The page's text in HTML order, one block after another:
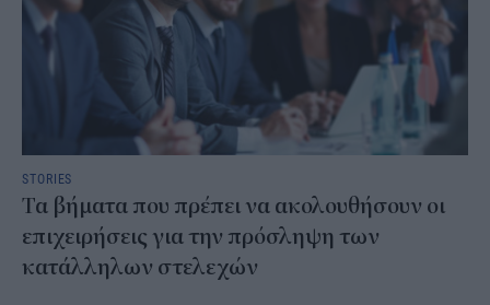
STORIES
Τα βήματα που πρέπει να ακολουθήσουν οι
επιχειρήσεις για την πρόσληψη των
κατάλληλων στελεχών